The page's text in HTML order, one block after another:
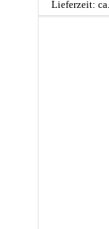
Lieferzeit: